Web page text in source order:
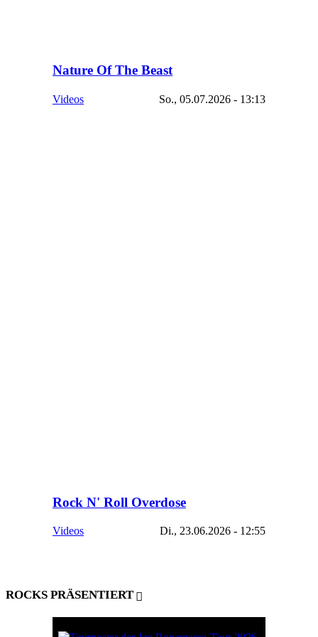
Nature Of The Beast
Videos So., 05.07.2026 - 13:13
Rock N' Roll Overdose
Videos Di., 23.06.2026 - 12:55
ROCKS PRÄSENTIERT